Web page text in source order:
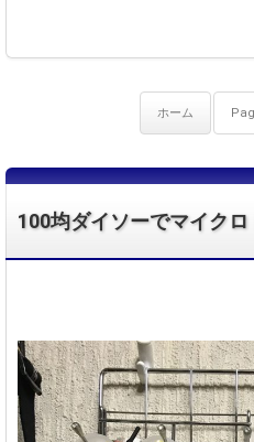
ホーム
100均ダイソーでマイク